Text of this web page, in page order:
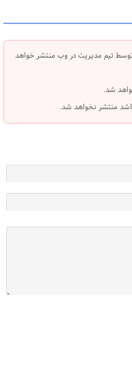
تیم مدیریت در وب منتشر خواهد
شد.
باشد منتشر نخواهد شد.